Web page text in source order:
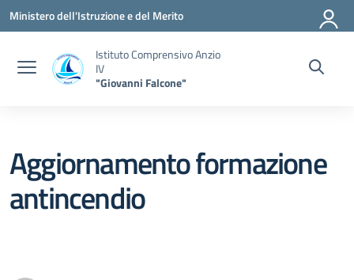
Vai ai contenuti
Vai al menu di navigazione
Vai al footer
Ministero dell'Istruzione e del Merito
Istituto Comprensivo Anzio
IV
"Giovanni Falcone"
Aggiornamento formazione
antincendio